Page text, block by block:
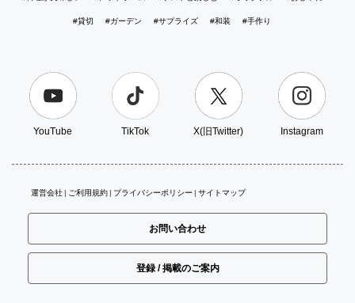
#貸切 #ガーデン #サプライズ #和装 #手作り
YouTube TikTok X(旧Twitter) Instagram
運営会社 ご利用規約 プライバシーポリシー サイトマップ
お問い合わせ
登録 / 掲載のご案内